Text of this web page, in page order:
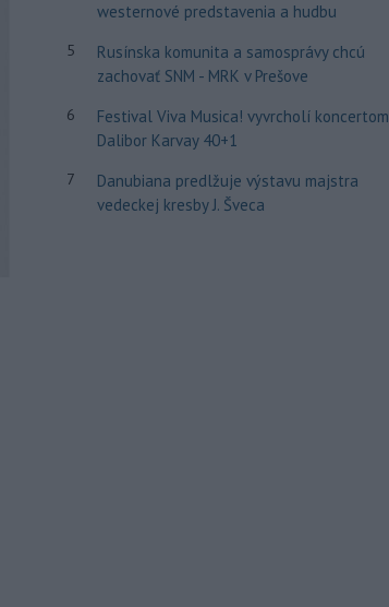
westernové predstavenia a hudbu
5
Rusínska komunita a samosprávy chcú
zachovať SNM - MRK v Prešove
6
Festival Viva Musica! vyvrcholí koncertom
Dalibor Karvay 40+1
7
Danubiana predlžuje výstavu majstra
vedeckej kresby J. Šveca